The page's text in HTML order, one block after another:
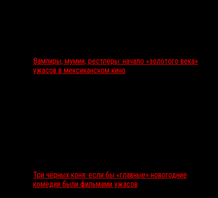
Вампиры, мумии, рестлеры: начало «золотого века»
ужасов в мексиканском кино
Три чёрных коня: если бы «главные» новогодние
комедии были фильмами ужасов